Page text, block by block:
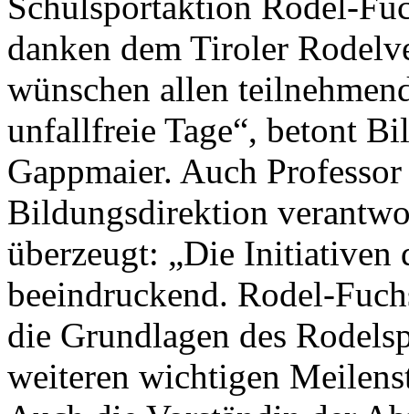
danken dem Tiroler
wünschen allen
unfallfreie Tage“, betont
Gappmaier. Auch
Bildungsdirektion
überzeugt: „Die Initiativen
beeindruckend. Rodel-
die Grundlagen des
weiteren wichtigen